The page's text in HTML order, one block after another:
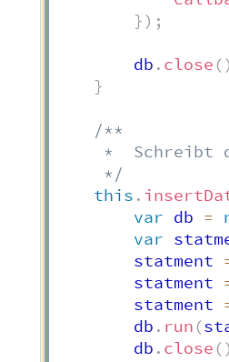
}) ;
        db
. close ()
}
/**
*  Schreibt
     */
this .
var db =
var
        statment
        statment
        statment
        db
. run (
        db
. close ()